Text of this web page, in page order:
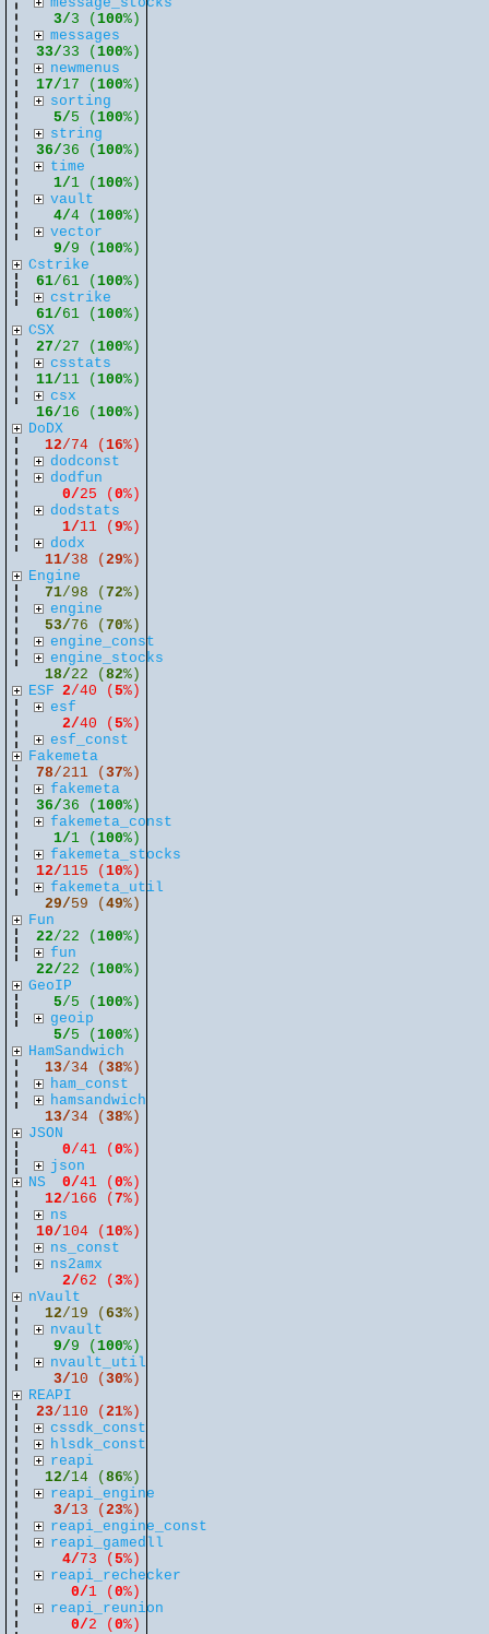
3/3 (100%)
messages
33/33 (100%)
newmenus
17/17 (100%)
sorting
5/5 (100%)
string
36/36 (100%)
time
1/1 (100%)
vault
4/4 (100%)
vector
9/9 (100%)
Cstrike
61/61 (100%)
cstrike
61/61 (100%)
CSX
27/27 (100%)
csstats
11/11 (100%)
csx
16/16 (100%)
DoDX
12/74 (16%)
dodconst
dodfun
0/25 (0%)
dodstats
1/11 (9%)
dodx
11/38 (29%)
Engine
71/98 (72%)
engine
53/76 (70%)
engine_const
engine_stocks
18/22 (82%)
ESF 2/40 (5%)
esf
2/40 (5%)
esf_const
Fakemeta
78/211 (37%)
fakemeta
36/36 (100%)
fakemeta_const
1/1 (100%)
fakemeta_stocks
12/115 (10%)
fakemeta_util
29/59 (49%)
Fun
22/22 (100%)
fun
22/22 (100%)
GeoIP
5/5 (100%)
geoip
5/5 (100%)
HamSandwich
13/34 (38%)
ham_const
hamsandwich
13/34 (38%)
JSON
0/41 (0%)
json
0/41 (0%)
NS
12/166 (7%)
ns
10/104 (10%)
ns_const
ns2amx
2/62 (3%)
nVault
12/19 (63%)
nvault
9/9 (100%)
nvault_util
3/10 (30%)
REAPI
23/110 (21%)
cssdk_const
hlsdk_const
reapi
12/14 (86%)
reapi_engine
3/13 (23%)
reapi_engine_const
reapi_gamedll
4/73 (5%)
reapi_rechecker
0/1 (0%)
reapi_reunion
0/2 (0%)